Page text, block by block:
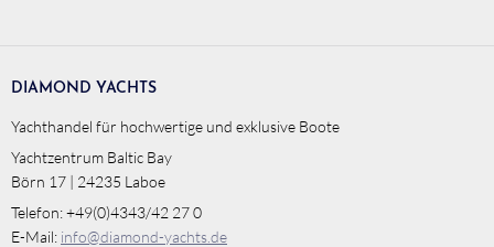
DIAMOND YACHTS
Yachthandel für hochwertige und exklusive Boote
Yachtzentrum Baltic Bay
Börn 17 | 24235 Laboe
Telefon: +49(0)4343/42 27 0
E-Mail: info@diamond-yachts.de